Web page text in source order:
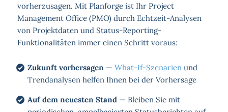
vorherzusagen. Mit Planforge ist Ihr Project
Management Office (PMO) durch Echtzeit-Analysen
von Projektdaten und Status-Reporting-
Funktionalitäten immer einen Schritt voraus:
Zukunft vorhersagen— What-If-Szenarienund
Trendanalysen helfen Ihnen bei der Vorhersage
Auf dem neuesten Stand— Bleiben Sie mit